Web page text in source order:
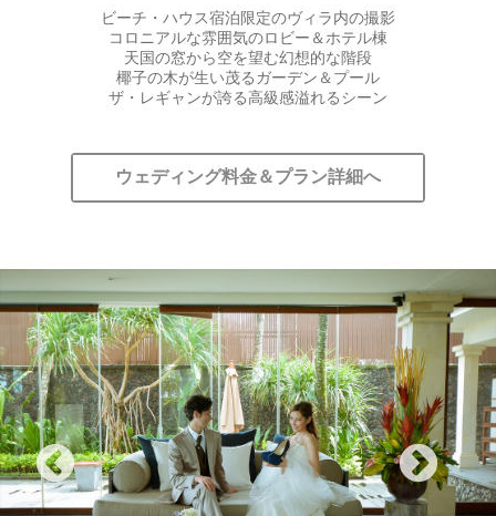
ビーチ・ハウス宿泊限定のヴィラ内の撮影
コロニアルな雰囲気のロビー＆ホテル棟
天国の窓から空を望む幻想的な階段
椰子の木が生い茂るガーデン＆プール
ザ・レギャンが誇る高級感溢れるシーン
ウェディング料金＆プラン詳細へ